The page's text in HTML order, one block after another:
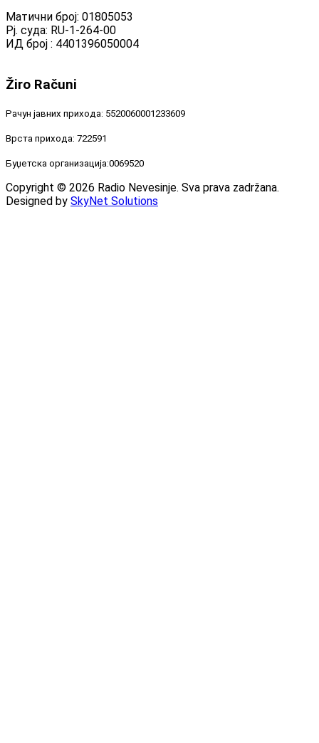
Матични број: 01805053
Рј. суда: RU-1-264-00
ИД број : 4401396050004
Žiro Računi
Рачун јавних прихода: 5520060001233609
Врста прихода: 722591
Буџетска организација:0069520
Copyright © 2026 Radio Nevesinje. Sva prava zadržana.
Designed by SkyNet Solutions